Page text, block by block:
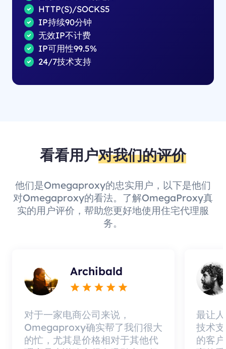
HTTP(S)/SOCKS5
IP持续90分钟
无效IP不计费
IP可用性99.5%
24/7技术支持
看看用户对我们的评价
他们是Omegaproxy的忠实用户，以下是他们
对Omegaproxy的看法。了解OmegaProxy真
实的用户评价，帮助您更好地使用住宅代理服
务。
Archibald
对于一家电商公司来说，
Omegaproxy确实帮了我们很大
的忙，尤其是价格相对于其他代
最让
技术
的客